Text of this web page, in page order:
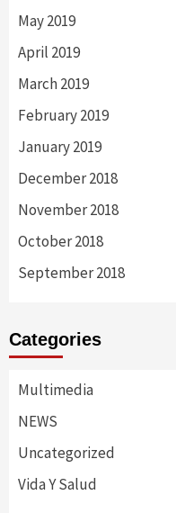
May 2019
April 2019
March 2019
February 2019
January 2019
December 2018
November 2018
October 2018
September 2018
Categories
Multimedia
NEWS
Uncategorized
Vida Y Salud